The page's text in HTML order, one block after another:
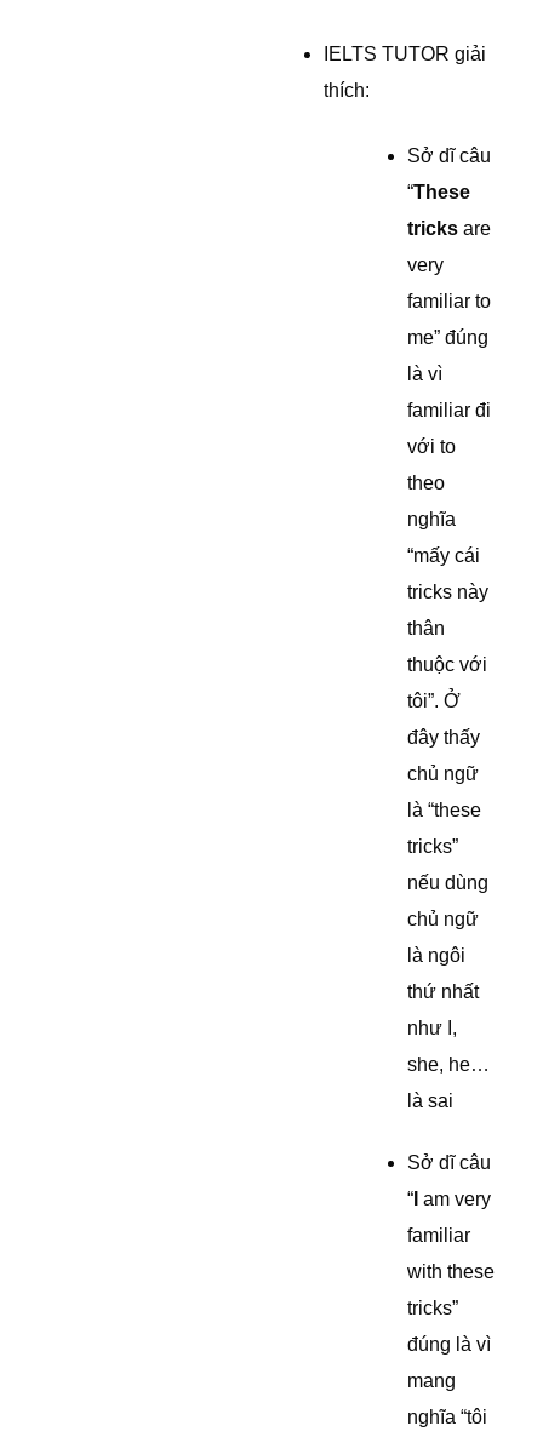
IELTS TUTOR giải
thích:
Sở dĩ câu
“These
tricksare
very
familiar to
me” đúng
là vì
familiar đi
với to
theo
nghĩa
“mấy cái
tricks này
thân
thuộc với
tôi”. Ở
đây thấy
chủ ngữ
là “these
tricks”
nếu dùng
chủ ngữ
là ngôi
thứ nhất
như I,
she, he…
là sai
Sở dĩ câu
“I am very
familiar
with these
tricks”
đúng là vì
mang
nghĩa “tôi